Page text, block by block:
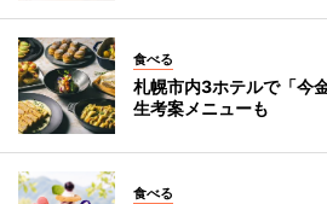
食べる
札幌市内3ホテルで「今
生考案メニューも
食べる